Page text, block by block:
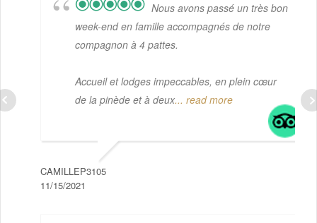
Nous avons passé un très bon
week-end en famille accompagnés de notre
compagnon à 4 pattes.
Accueil et lodges impeccables, en plein cœur
de la pinède et à deux... read more
CAMILLEP3105
11/15/2021